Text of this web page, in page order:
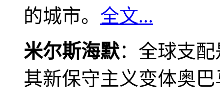
的城市。 全文...
米尔斯海默：全球支
其新保守主义变体奥